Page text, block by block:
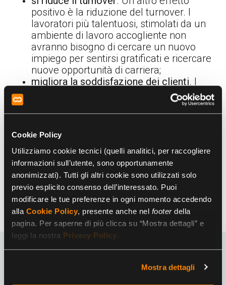
Cookie Policy
Utilizziamo cookie tecnici (quelli analitici, per raccogliere
informazioni sull’utente, sono opportunamente
anonimizzati). Tutti gli altri cookie sono utilizzati solo
previo esplicito consenso dell’interessato. Puoi
modificare le tue preferenze in ogni momento accedendo
alla Cookie Policy, presente anche nel footerdella
pagina. Per saperne di più clicca su “Mostra dettagli” e
leggi la nostra Privacy Policy.
Mostra dettagli
positivo è la riduzione del turnover. I
lavoratori più talentuosi, stimolati da un
ambiente di lavoro accogliente non
avranno bisogno di cercare un nuovo
impiego per sentirsi gratificati e ricercare
nuove opportunità di carriera;
migliora la soddisfazione dei clienti. I
lavoratori sereni si impegnano per offrire
il meglio ai clienti che, quindi, sono più
soddisfatti;
agli occhi dei clienti, sia agli occhi delle
aziende concorrenti, sia agli occhi di
potenziali nuovi collaboratori, che
valuteranno positivamente la possibilità
di lavorare in un ambiente di lavoro
sereno e stimolante.
Come creare (o migliorare)